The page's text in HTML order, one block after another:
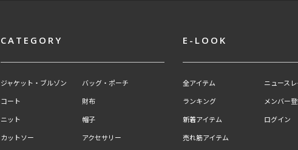
CATEGORY
ジャケット・ブルゾン
コート
ニット
カットソー
バッグ・ポーチ
財布
帽子
アクセサリー
E-LOOK
全アイテム
ランキング
新着アイテム
売れ筋アイテム
ニュース
メンバー
ログイン